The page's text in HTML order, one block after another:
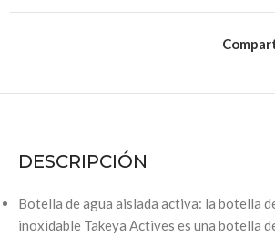
DESCRIPCIÓN
Botella de agua aislada activa: la botella
inoxidable Takeya Actives es una botella